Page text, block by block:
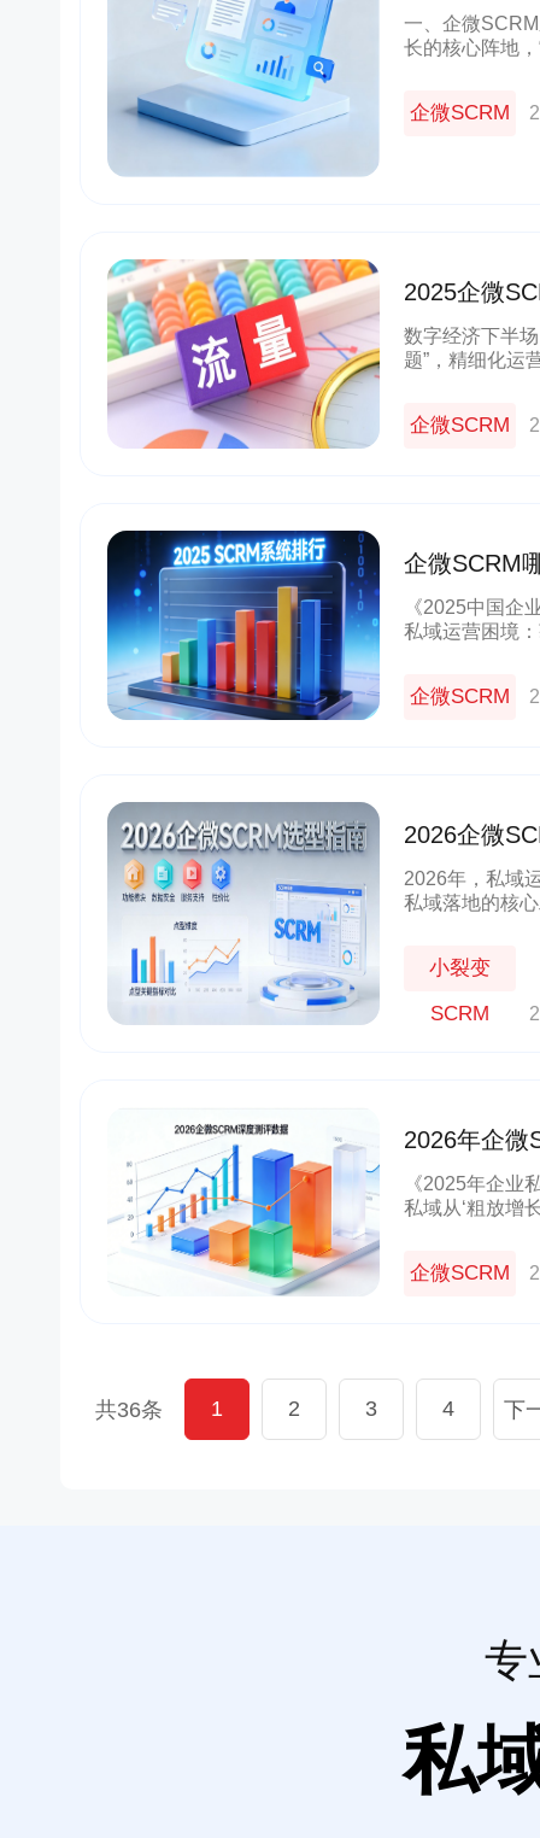
业适配优选
一、企微
长的核心阵地
企微SCRM
2025企微
域增长利器
数字经济下半
题”，精细化运
企微SCRM
企微SCRM
对1陪跑
《2025中国企
私域运营困境
企微SCRM
2026企微
首选
2026年，私域
私域落地的核
小裂变
SCRM
2026年企微
型
《2025年企业
私域从‘粗放增
企微SCRM
共36条 1 2 3 4 下
京东
以“京豆”作为活动奖品，吸引客户转发
海报，邀请朋友进群 通过小裂变SCRM
阶梯化的玩法设计，实现了客户的快速
10000+
单场活动引流
70%+ 更多案例
良品铺子
企业微信+视频号打造公私域联动，
能门店导流线上，用企业微信沉淀
客户池，同时通过视频号直播等方
多渠道引流
1800w+
私域用户 社群用户
更多案例
专
私